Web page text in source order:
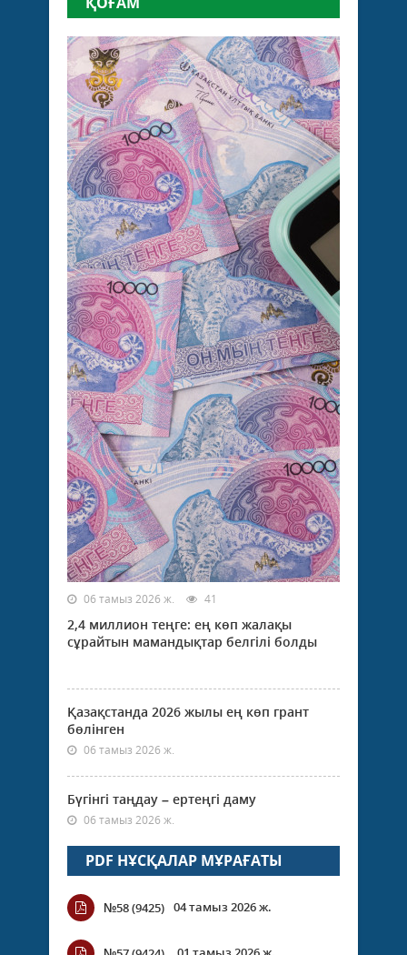
06 тамыз 2026 ж. 41
2,4 миллион теңге: ең көп жалақы
сұрайтын мамандықтар белгілі болды
Қазақстанда 2026 жылы ең көп грант
бөлінген
06 тамыз 2026 ж.
Бүгінгі таңдау – ертеңгі даму
06 тамыз 2026 ж.
PDF НҰСҚАЛАР МҰРАҒАТЫ
№58 (9425) 04 тамыз 2026 ж.